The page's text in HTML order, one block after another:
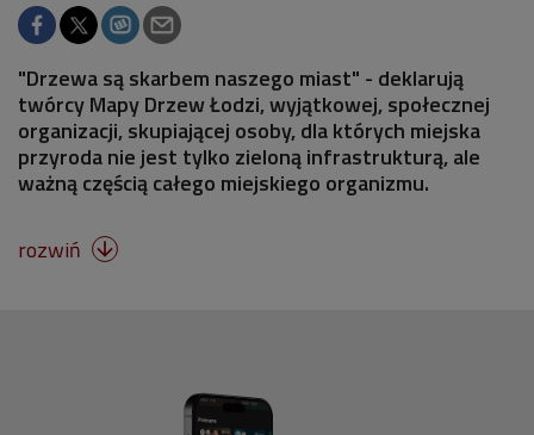
"Drzewa są skarbem naszego miast" - deklarują
twórcy Mapy Drzew Łodzi, wyjątkowej, społecznej
organizacji, skupiającej osoby, dla których miejska
przyroda nie jest tylko zieloną infrastrukturą, ale
ważną częścią całego miejskiego organizmu.
rozwiń 